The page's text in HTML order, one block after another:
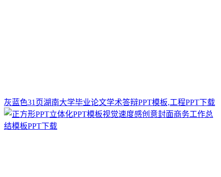
灰蓝色31页湖南大学毕业论文学术答辩PPT模板,工程PPT下载